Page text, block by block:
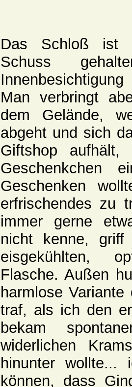
Das Schloß ist
Schuss
Man verbringt
dem Gelände,
abgeht und sich
Giftshop
Geschenkchen
Geschenken
erfrischendes zu
immer gerne
nicht kenne,
eisgekühlten,
Flasche. Außen
harmlose
traf, als ich den
bekam
widerlichen
hinunter
können, dass